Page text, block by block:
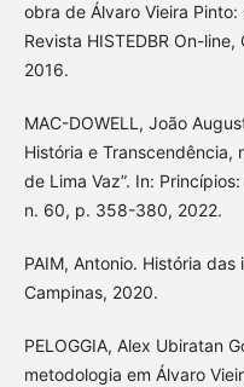
obra de Álvaro Vieira
Revista HISTEDBR On-
2016.
MAC-DOWELL, João
História e Transcendência,
de Lima Vaz”. In:
n. 60, p. 358-380, 2022.
PAIM, Antonio. História
Campinas, 2020.
PELOGGIA, Alex Ubiratan
metodologia em Álvaro